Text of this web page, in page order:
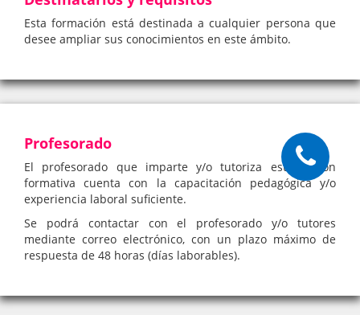
Esta formación está destinada a cualquier persona que
desee ampliar sus conocimientos en este ámbito.
Profesorado
El profesorado que imparte y/o tutoriza esta acción
formativa cuenta con la capacitación pedagógica y/o
experiencia laboral suficiente.
Se podrá contactar con el profesorado y/o tutores
mediante correo electrónico, con un plazo máximo de
respuesta de 48 horas (días laborables).